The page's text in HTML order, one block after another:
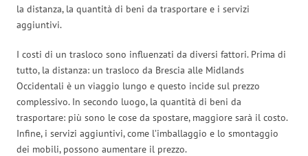
la distanza, la quantità di beni da trasportare e i servizi
aggiuntivi.
I costi di un trasloco sono influenzati da diversi fattori. Prima di
tutto, la distanza: un trasloco da Brescia alle Midlands
Occidentali è un viaggio lungo e questo incide sul prezzo
complessivo. In secondo luogo, la quantità di beni da
trasportare: più sono le cose da spostare, maggiore sarà il costo.
Infine, i servizi aggiuntivi, come l’imballaggio e lo smontaggio
dei mobili, possono aumentare il prezzo.